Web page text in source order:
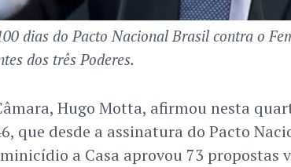
dias do Pacto Nacional Brasil contra o
dos três Poderes.
Hugo Motta, afirmou nesta
que desde a assinatura do Pacto
a Casa aprovou 73 propostas